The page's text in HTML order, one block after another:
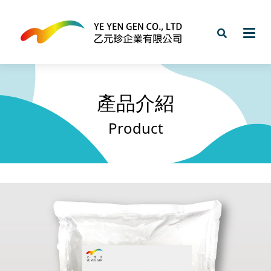
產品介紹
Product